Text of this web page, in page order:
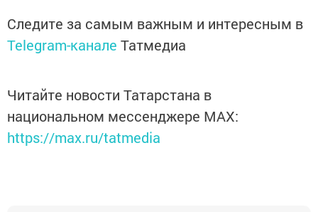
Следите за самым важным и интересным в
Telegram-канале Татмедиа
Читайте новости Татарстана в
национальном мессенджере MАХ:
https://max.ru/tatmedia